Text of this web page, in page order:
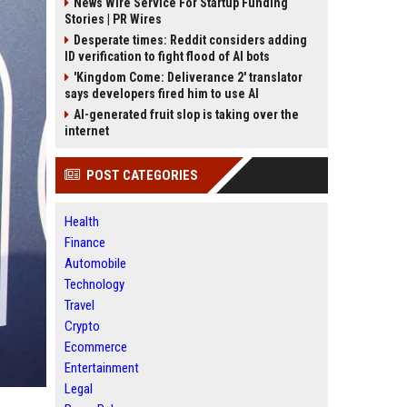
Stories | PR Wires
Desperate times: Reddit considers adding
ID verification to fight flood of AI bots
'Kingdom Come: Deliverance 2' translator
says developers fired him to use AI
AI-generated fruit slop is taking over the
internet
POST CATEGORIES
Health
Finance
Automobile
Technology
Travel
Crypto
Ecommerce
Entertainment
Legal